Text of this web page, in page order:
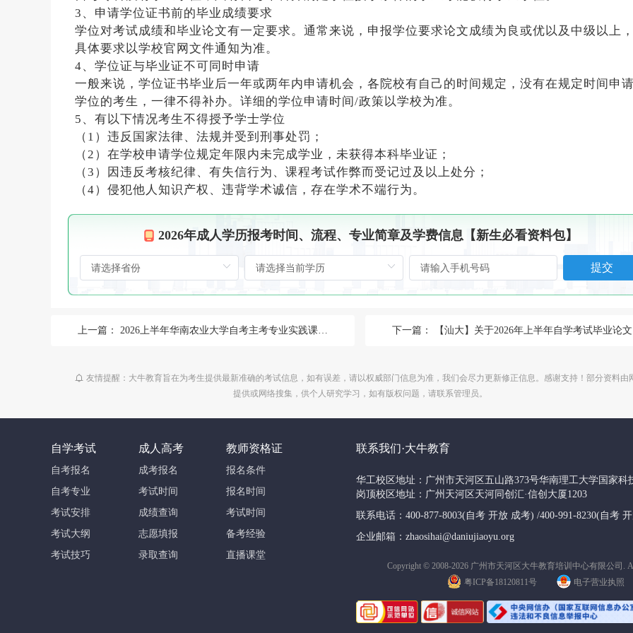
3、申请学位证书前的毕业成绩要求
学位对考试成绩和毕业论文有一定要求。通常来说，申报学位要求论文成绩为良或优以及中级以上
具体要求以学校官网文件通知为准。
4、学位证与毕业证不可同时申请
一般来说，学位证书毕业后一年或两年内申请机会，各院校有自己的时间规定，没有在规定时间申
学位的考生，一律不得补办。详细的学位申请时间/政策以学校为准。
5、有以下情况考生不得授予学士学位
（1）违反国家法律、法规并受到刑事处罚；
（2）在学校申请学位规定年限内未完成学业，未获得本科毕业证；
（3）因违反考核纪律、有失信行为、课程考试作弊而受记过及以上处分；
（4）侵犯他人知识产权、违背学术诚信，存在学术不端行为。
2026年成人学历报考时间、流程、专业简章及学费信息【新生必看资料包】
提交
上一篇： 2026上半年华南农业大学自考主考专业实践课程考核及毕业论文撰写工作的通知 下一篇： 【汕大】关于2026年上半年自学考试毕业论文和实践考核报名的通知
友情提醒：大牛教育旨在为考生提供最新准确的考试信息，如有误差，请以权威部门信息为准，我们会尽力更新修正信息。感谢支持！部分资料由
提供或网络搜集，供个人研究学习，如有版权问题，请联系管理员。
自学考试
自考报名
自考专业
考试安排
考试大纲
考试技巧
成人高考
成考报名
考试时间
成绩查询
志愿填报
录取查询
教师资格证
报名条件
报名时间
考试时间
备考经验
直播课堂
联系我们·大牛教育
华工校区地址：广州市天河区五山路373号华南理工大学国家科
岗顶校区地址：广州天河区天河同创汇·信创大厦1203
联系电话：400-877-8003(自考 开放 成考) /400-991-8230(自考
企业邮箱：zhaosihai@daniujiaoyu.org
Copyright © 2008-2026 广州市天河区大牛教育培训中心有限公司.
粤ICP备18120811号
电子营业执照